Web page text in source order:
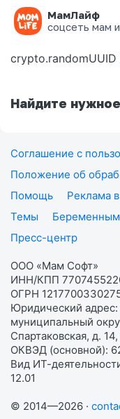
МамЛайф
соцсеть мам
Ошибка на
Найдите
Соглашение с
Положение об
Помощь
Реклама
Темы
Беременным
Пресс-центр
ООО «Мам Софт»
ИНН/КПП
ОГРН
Юридический адрес:
муниципальный
Спартаковская, д.
ОКВЭД (основной):
Вид ИТ-
12.01
© 2014—2026 ·